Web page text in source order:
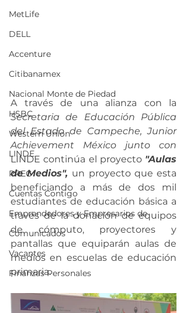
MetLife
DELL
Accenture
Citibanamex
Nacional Monte de Piedad
HSBC
Western Union
LINDE
PREC
Cuentas Contigo
Emprendedores y Empresarios de
Comunicados
Vacantes
Finanzas Personales
Secretaria de Educación Pública
del Estado de Campeche, Junior
LINDE continúa el proyecto "Aulas
de Medios", un proyecto que esta
beneficiando a más de dos mil
estudiantes de educación básica a
través de la donación de equipos
de cómputo, proyectores y
pantallas que equiparán aulas de
medios en escuelas de educación
primaria.